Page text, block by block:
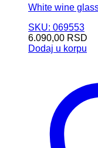
White wine
SKU: 069553
6.090,00 RSD
Dodaj u korpu